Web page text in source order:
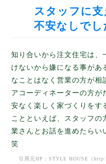
スタッフに
不安なしでし
知り合いから注文住宅は、
けないから嫌になる事があ
なことはなく営業の方が相
アコーディネーターの方が
安なく楽しく家づくりをす
ことといえば、スタッフの
業さんとお話を進めたらい
笑
引用元HP：STYLE HOUSE（